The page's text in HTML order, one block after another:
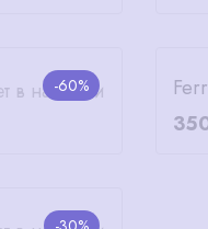
-60%
в наличии